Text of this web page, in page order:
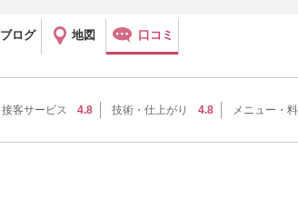
ブログ 地図 口コミ
接客サービス 4.8 技術・仕上がり 4.8 メニュー・